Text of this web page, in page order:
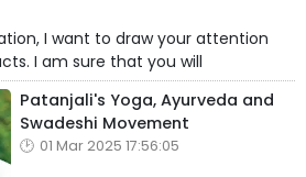
I want to draw your attention
I am sure that you will
Patanjali's Yoga, Ayurveda and
Swadeshi Movement
01 Mar 2025 17:56:05